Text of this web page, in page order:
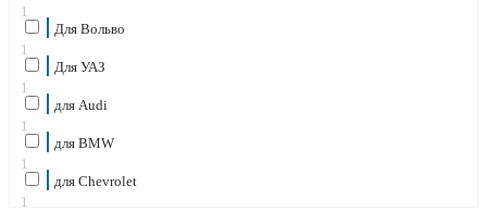
1
Для Вольво
1
Для УАЗ
1
для Audi
1
для BMW
1
для Chevrolet
1